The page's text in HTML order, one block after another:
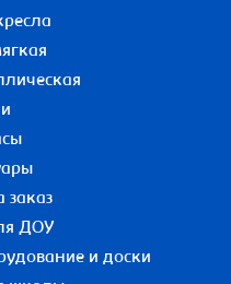
заказ
ДОУ
и доски